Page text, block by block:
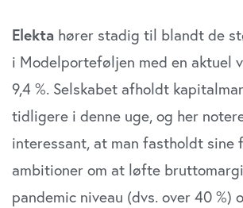
Elekta hører stadig til blandt de
i Modelporteføljen med en aktuel
9,4 %. Selskabet afholdt
tidligere i denne uge, og her
interessant, at man fastholdt sine
ambitioner om at løfte
pandemic niveau (dvs. over 40 %)